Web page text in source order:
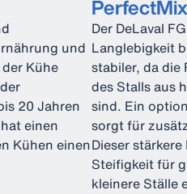
und
Kühe
20 Jahren
einen
Kühen einen
PerfectMix
Der DeLaval
Langlebigkeit
stabiler, da die
des Stalls aus
sind. Ein
sorgt für
Dieser
Steifigkeit für
kleinere Ställe